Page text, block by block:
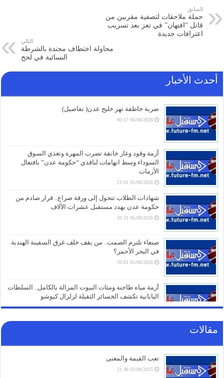
السابق
حملة ملاحقات لتصفية مقربين من
قاتل “افتهان” في تعز بعد تسريب
اعترافات جديدة
التالي
محاولة اختطاف مجندة بالشرطة
النسائية في لحج
أحدث الأخبار
ضربة خاطفة تهز خليج عدن( تفاصيل)
06/08/2026 00:17
أزمة وقود وغاز خانقة تضرب المهرة وتغذي السوق
السوداء وسط اتهامات لنافذي “حكومة عدن” بافتعال
الأزمات
05/08/2026 21:01
شهادات الطلاب تتحول إلى ورقة صراع.. قرار صادم من
حكومة عدن يهدد مستقبل عشرات الآلاف
05/08/2026 20:31
صنعاء تلتزم الصمت.. من يقف خلف غرق السفينة الهندية
في البحر الأحمر؟
05/08/2026 20:01
أزمة مياه طاحنة ومئات البيوت المزالة بالكامل.. السلطات
اليابانية تكشف الخسائر الثقيلة لزلزال كيوشو
05/08/2026 18:26
مقالات
تعب القيمة والمعنى
02/08/2025 21:48